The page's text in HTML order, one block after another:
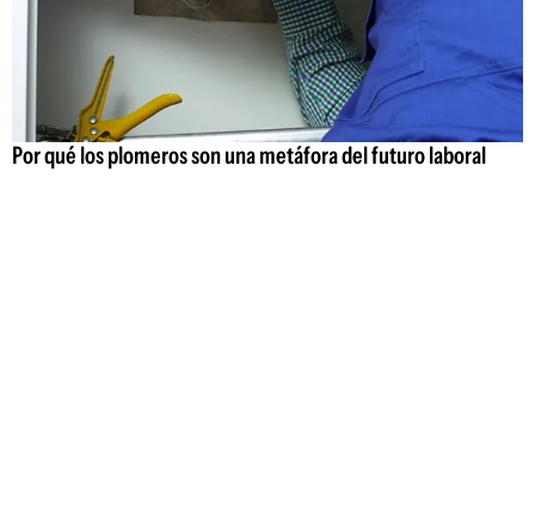
Por qué los plomeros son una metáfora del futuro laboral